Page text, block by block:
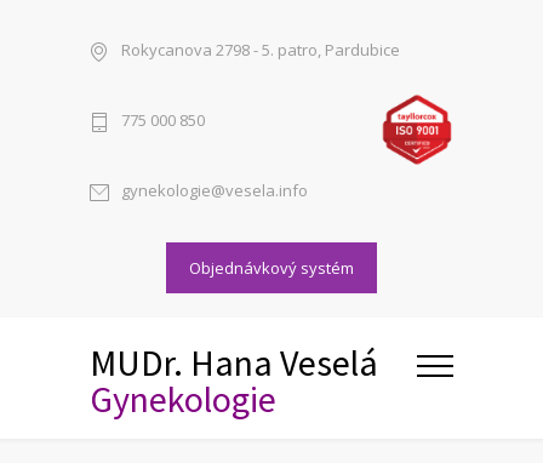
Rokycanova 2798 - 5. patro, Pardubice
775 000 850
gynekologie@vesela.info
Objednávkový systém
MUDr. Hana Veselá
Gynekologie